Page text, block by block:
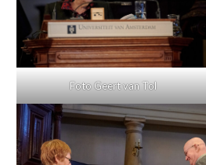
Foto Geert van Tol